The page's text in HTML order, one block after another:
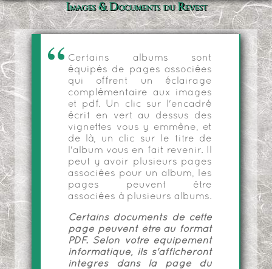
Images & Documents du Revest
Certains albums sont
équipés de pages associées
qui offrent un éclairage
complémentaire aux images
et pdf. Un clic sur l'encadré
écrit en vert au dessus des
vignettes vous y emmène, et
de là, un clic sur le titre de
l'album vous en fait revenir. Il
peut y avoir plusieurs pages
associées pour un album, les
pages peuvent être
associées à plusieurs albums.
Certains documents de cette
page peuvent être au format
PDF. Selon votre équipement
informatique, ils s'afficheront
intégrés dans la page du